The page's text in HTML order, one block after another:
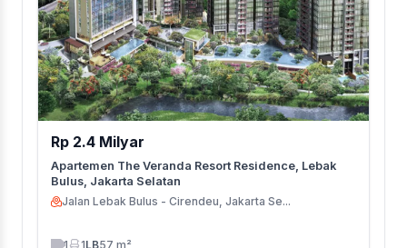
Rp 2.4 Milyar
Apartemen The Veranda Resort Residence, Lebak
Bulus, Jakarta Selatan
Jalan Lebak Bulus - Cirendeu, Jakarta Se...
1 1LB57 m²